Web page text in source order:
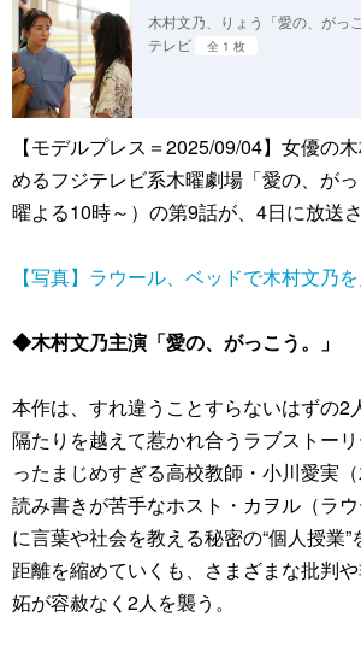
木村文乃、りょう「愛の、がっ
テレビ
全 1 枚
【モデルプレス＝2025/09/04】女優の
めるフジテレビ系木曜劇場「愛の、が
曜よる10時～）の第9話が、4日に放送さ
【写真】ラウール、ベッドで木村文乃
◆木村文乃主演「愛の、がっこう。」
本作は、すれ違うことすらないはずの2
隔たりを越えて惹かれ合うラブストー
ったまじめすぎる高校教師・小川愛実
読み書きが苦手なホスト・カヲル（ラウ
に言葉や社会を教える秘密の“個人授業
距離を縮めていくも、さまざまな批判
妬が容赦なく2人を襲う。